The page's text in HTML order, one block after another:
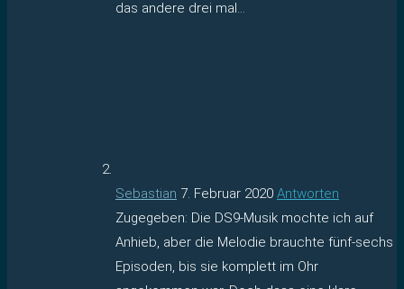
das andere drei mal…
Sebastian 7. Februar 2020 Antworten
Zugegeben: Die DS9-Musik mochte ich auf
Anhieb, aber die Melodie brauchte fünf-sechs
Episoden, bis sie komplett im Ohr